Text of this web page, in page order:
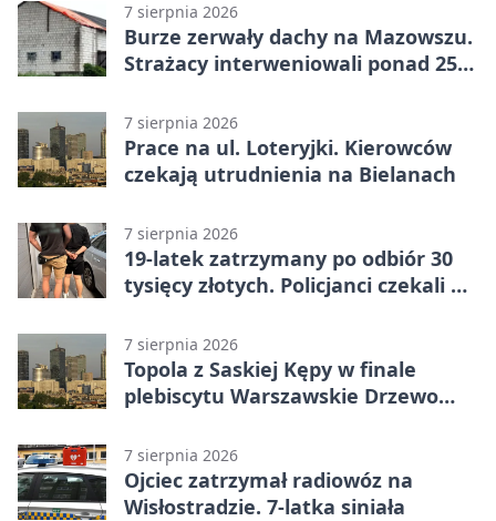
7 sierpnia 2026
Burze zerwały dachy na Mazowszu.
Strażacy interweniowali ponad 250
7 sierpnia 2026
Prace na ul. Loteryjki. Kierowców
czekają utrudnienia na Bielanach
7 sierpnia 2026
19-latek zatrzymany po odbiór 30
tysięcy złotych. Policjanci czekali w
7 sierpnia 2026
Topola z Saskiej Kępy w finale
plebiscytu Warszawskie Drzewo
7 sierpnia 2026
Ojciec zatrzymał radiowóz na
Wisłostradzie. 7-latka siniała